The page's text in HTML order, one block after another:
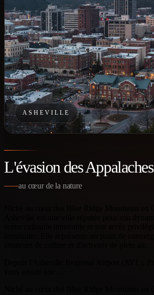
ASHEVILLE
L'évasion des Appalaches
au cœur de la nature